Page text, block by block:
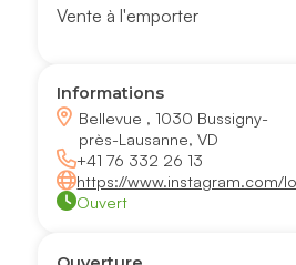
Vente à l'emporter
Informations
Bellevue , 1030 Bussigny-
près-Lausanne, VD
+41 76 332 26 13
https://www.instagram.com/
Ouvert